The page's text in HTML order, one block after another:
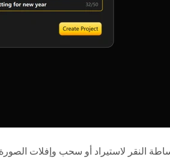
النقر لاستيراد أو سحب وإفلات